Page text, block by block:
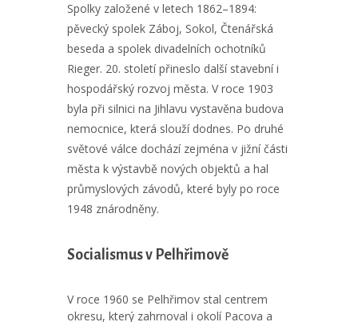
Spolky založené v letech 1862–1894:
pěvecký spolek Záboj, Sokol, Čtenářská
beseda a spolek divadelních ochotníků
Rieger. 20. století přineslo další stavební i
hospodářský rozvoj města. V roce 1903
byla při silnici na Jihlavu vystavěna budova
nemocnice, která slouží dodnes. Po druhé
světové válce dochází zejména v jižní části
města k výstavbě nových objektů a hal
průmyslových závodů, které byly po roce
1948 znárodněny.
Socialismus v Pelhřimově
V roce 1960 se Pelhřimov stal centrem
okresu, který zahrnoval i okolí Pacova a